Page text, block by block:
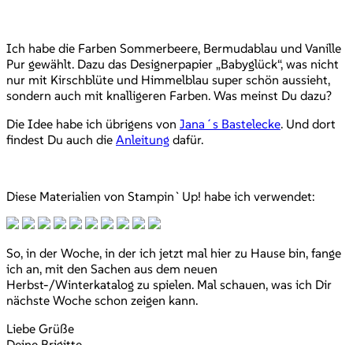
Ich habe die Farben Sommerbeere, Bermudablau und Vanille
Pur gewählt. Dazu das Designerpapier „Babyglück“, was nicht
nur mit Kirschblüte und Himmelblau super schön aussieht,
sondern auch mit knalligeren Farben. Was meinst Du dazu?
Die Idee habe ich übrigens von Jana´s Bastelecke. Und dort
findest Du auch die Anleitung dafür.
Diese Materialien von Stampin`Up! habe ich verwendet:
So, in der Woche, in der ich jetzt mal hier zu Hause bin, fange
ich an, mit den Sachen aus dem neuen
Herbst-/Winterkatalog zu spielen. Mal schauen, was ich Dir
nächste Woche schon zeigen kann.
Liebe Grüße